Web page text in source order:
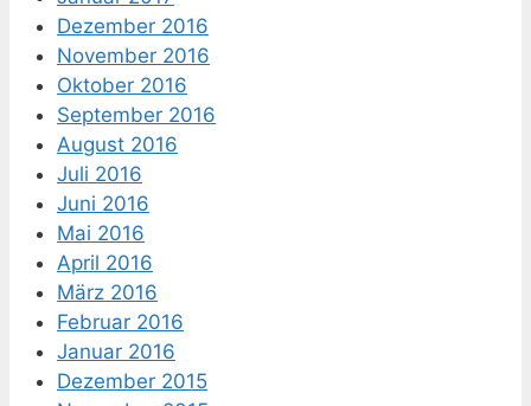
Dezember 2016
November 2016
Oktober 2016
September 2016
August 2016
Juli 2016
Juni 2016
Mai 2016
April 2016
März 2016
Februar 2016
Januar 2016
Dezember 2015